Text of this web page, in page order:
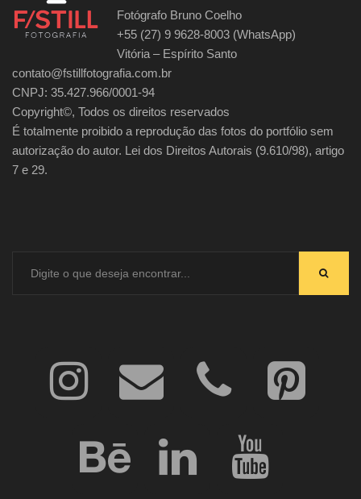
Fotógrafo Bruno Coelho
+55 (27) 9 9628-8003 (WhatsApp)
Vitória – Espírito Santo
contato@fstillfotografia.com.br
CNPJ: 35.427.966/0001-94
Copyright©, Todos os direitos reservados
É totalmente proibido a reprodução das fotos do portfólio sem
autorização do autor. Lei dos Direitos Autorais (9.610/98), artigo
7 e 29.